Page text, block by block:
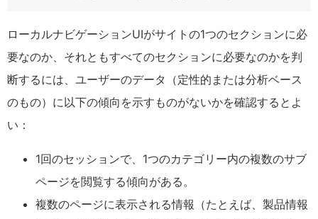
ローカルナビゲーションUIがサイトの1つのセクションに必
要なのか、それともすべてのセクションに必要なのかを判
断するには、ユーザーのデータ（定性的または分析ベース
のもの）に以下の傾向を示すものがないかを確認するとよ
い：
1回のセッションで、1つのカテゴリー内の複数のサブ
ページを閲覧する傾向がある。
複数のページに表示される情報（たとえば、製品情報